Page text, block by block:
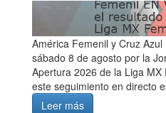
América Femenil y Cruz
sábado 8 de agosto por la
Apertura 2026 de la Liga
este seguimiento en directo
Leer más